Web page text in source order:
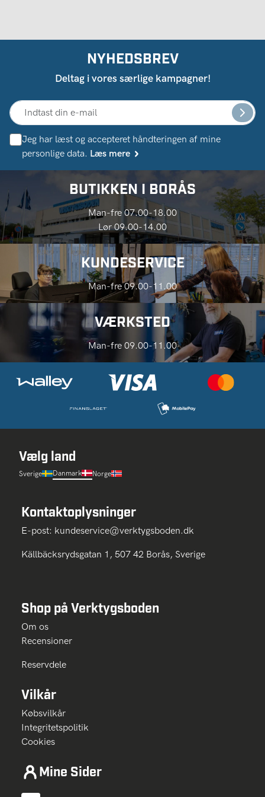
NYHEDSBREV
Deltag i vores særlige kampagner!
Jeg har læst og accepteret håndteringen af ​​mine
personlige data. Læs mere
BUTIKKEN I BORÅS
Man-fre 07.00-18.00
Lør 09.00-14.00
KUNDESERVICE
Man-fre 09.00-11.00
VÆRKSTED
Man-fre 09.00-11.00
Vælg land
Sverige Danmark Norge
Kontaktoplysninger
E-post: kundeservice@verktygsboden.dk
Källbäcksrydsgatan 1, 507 42 Borås, Sverige
Shop på Verktygsboden
Om os
Recensioner
Reservdele
Vilkår
Købsvilkår
Integritetspolitik
Cookies
Mine Sider